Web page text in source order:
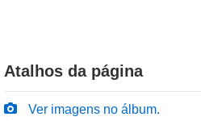
Atalhos da página
Ver imagens no álbum.